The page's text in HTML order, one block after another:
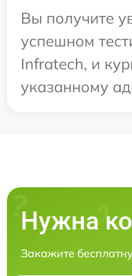
Вы получите
успешном
Infratech, и
указанному
Нужна
Закажите